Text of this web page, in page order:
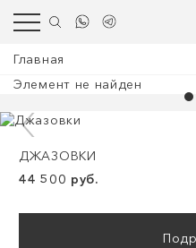
Главная
Элемент не найден
ДЖАЗОВКИ
44 500 руб.